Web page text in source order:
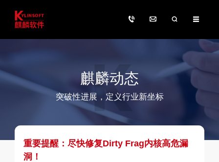
麒麟动态
突破性进展，定义行业新坐标
重要提醒：尽快修复Dirty Frag内核高危漏
洞！